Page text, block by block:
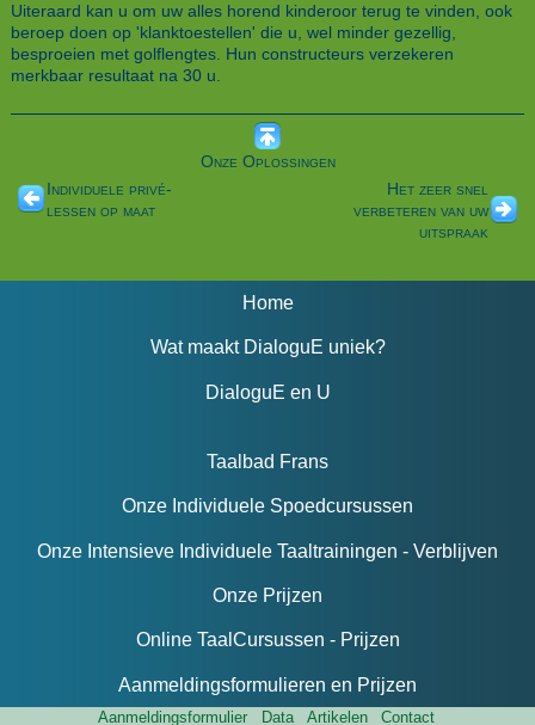
Uiteraard kan u om uw alles horend kinderoor terug te vinden, ook
beroep doen op 'klanktoestellen' die u, wel minder gezellig,
besproeien met golflengtes. Hun constructeurs verzekeren
merkbaar resultaat na 30 u.
Onze Oplossingen
Individuele privé-
lessen op maat
Het zeer snel
verbeteren van uw
uitspraak
Home
Wat maakt DialoguE uniek?
DialoguE en U
Taalbad Frans
Onze Individuele Spoedcursussen
Onze Intensieve Individuele Taaltrainingen - Verblijven
Onze Prijzen
Online TaalCursussen - Prijzen
Aanmeldingsformulieren en Prijzen
Aanmeldingsformulier Data Artikelen Contact